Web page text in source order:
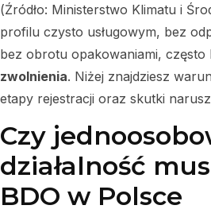
(Źródło: Ministerstwo Klimatu i
profilu czysto usługowym, bez
bez obrotu opakowaniami, często
zwolnienia. Niżej znajdziesz
etapy rejestracji oraz skutki
Czy
działalność
BDO w Polsce